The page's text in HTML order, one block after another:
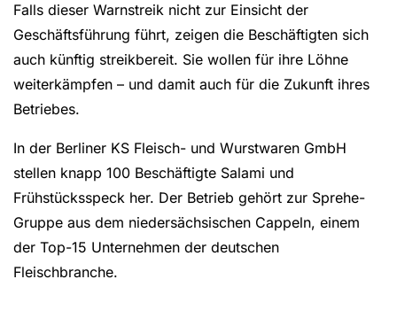
Falls dieser Warnstreik nicht zur Einsicht der
Geschäftsführung führt, zeigen die Beschäftigten sich
auch künftig streikbereit. Sie wollen für ihre Löhne
weiterkämpfen – und damit auch für die Zukunft ihres
Betriebes.
In der Berliner KS Fleisch- und Wurstwaren GmbH
stellen knapp 100 Beschäftigte Salami und
Frühstücksspeck her. Der Betrieb gehört zur Sprehe-
Gruppe aus dem niedersächsischen Cappeln, einem
der Top-15 Unternehmen der deutschen
Fleischbranche.